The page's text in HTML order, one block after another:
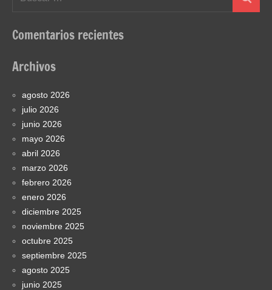
Buscar
Comentarios recientes
Archivos
agosto 2026
julio 2026
junio 2026
mayo 2026
abril 2026
marzo 2026
febrero 2026
enero 2026
diciembre 2025
noviembre 2025
octubre 2025
septiembre 2025
agosto 2025
junio 2025